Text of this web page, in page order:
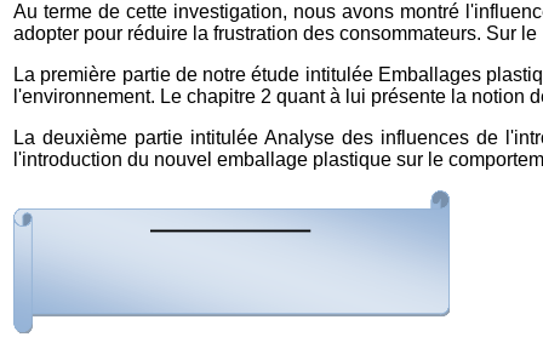
Au terme de cette investigation, nous avons montré
adopter pour réduire la frustration des consommateurs. Sur
La première partie de notre étude intitulée Emballages
l'environnement. Le chapitre 2 quant à lui présente la notion
La deuxième partie intitulée Analyse des influences de
l'introduction du nouvel emballage plastique sur le